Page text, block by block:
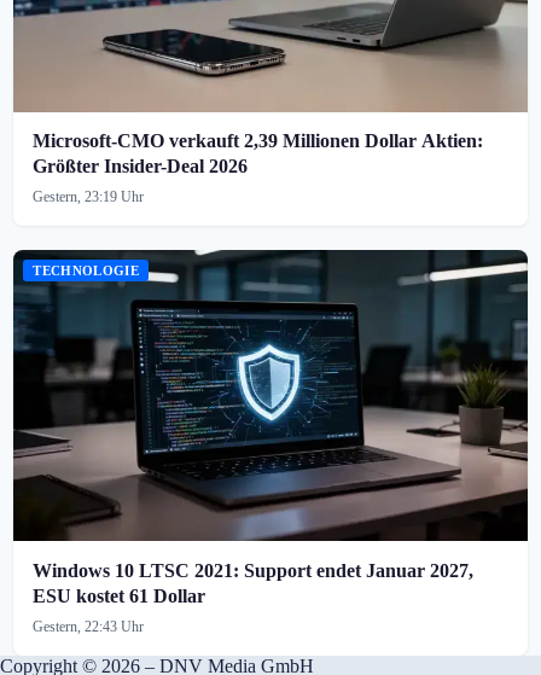
Microsoft-CMO verkauft 2,39 Millionen Dollar Aktien:
Größter Insider-Deal 2026
Gestern, 23:19 Uhr
TECHNOLOGIE
Windows 10 LTSC 2021: Support endet Januar 2027,
ESU kostet 61 Dollar
Gestern, 22:43 Uhr
Copyright © 2026 – DNV Media GmbH